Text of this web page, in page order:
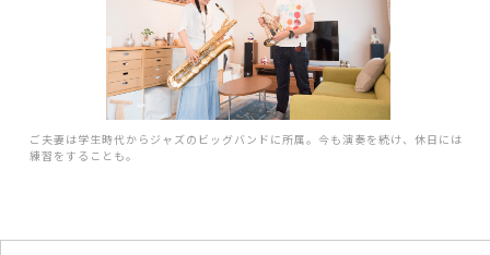
ご夫妻は学生時代からジャズのビッグバンドに所属。今も演奏を続け、休日には
練習をすることも。